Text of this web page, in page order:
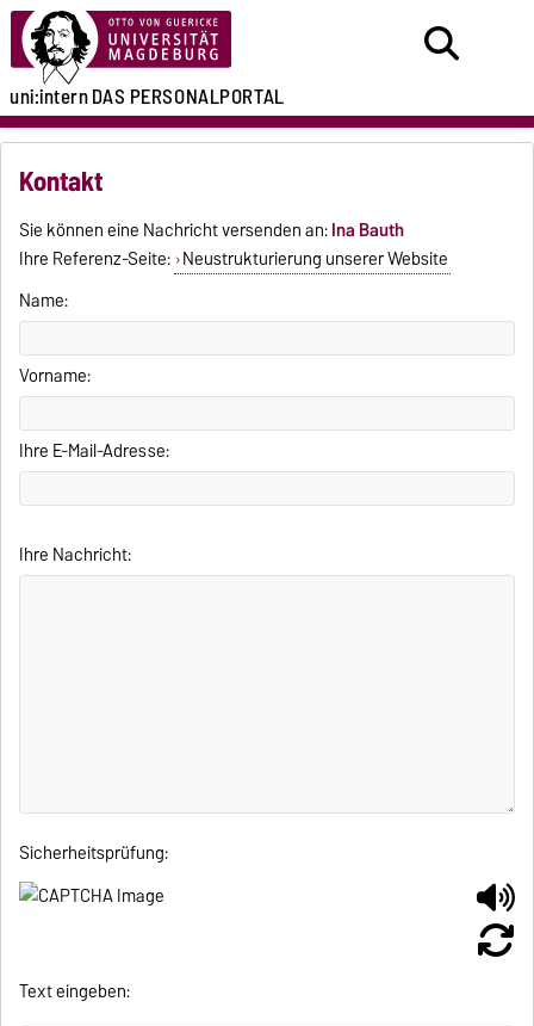
uni:internDAS PERSONALPORTAL
Kontakt
Sie können eine Nachricht versenden an:Ina Bauth
Ihre Referenz-Seite: Neustrukturierung unserer Website
Name:
Vorname:
Ihre E-Mail-Adresse:
Ihre Nachricht:
Sicherheitsprüfung:
Text eingeben: